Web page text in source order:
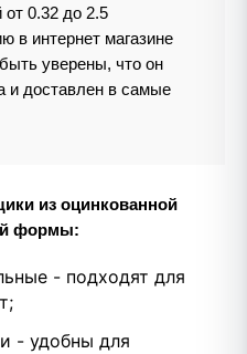
0.32 до 2.5
в интернет магазине
уверены, что он
и доставлен в самые
из оцинкованной
формы:
- подходят для
- удобны для